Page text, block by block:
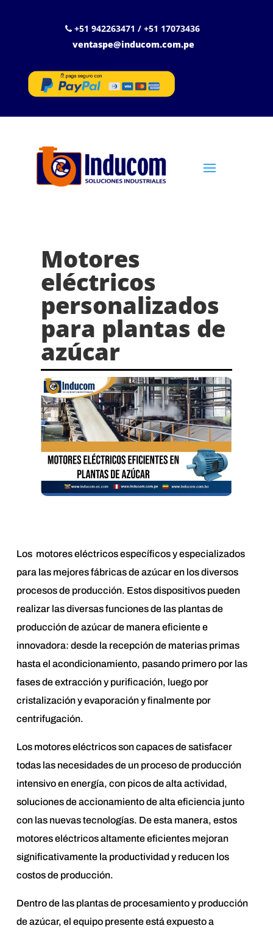
+51 942263471 / +51 17073436
ventaspe@inducom.com.pe
Motores
eléctricos
personalizados
para plantas de
azúcar
Los motores eléctricos específicos y especializados
para las mejores fábricas de azúcar en los diversos
procesos de producción. Estos dispositivos pueden
realizar las diversas funciones de las plantas de
producción de azúcar de manera eficiente e
innovadora: desde la recepción de materias primas
hasta el acondicionamiento, pasando primero por las
fases de extracción y purificación, luego por
cristalización y evaporación y finalmente por
centrifugación.
Los motores eléctricos son capaces de satisfacer
todas las necesidades de un proceso de producción
intensivo en energía, con picos de alta actividad,
soluciones de accionamiento de alta eficiencia junto
con las nuevas tecnologías. De esta manera, estos
motores eléctricos altamente eficientes mejoran
significativamente la productividad y reducen los
costos de producción.
Dentro de las plantas de procesamiento y producción
de azúcar, el equipo presente está expuesto a